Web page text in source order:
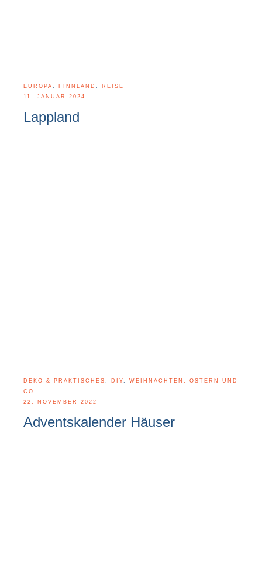
EUROPA , FINNLAND , REISE
11. JANUAR 2024
Lappland
DEKO & PRAKTISCHES , DIY, WEIHNACHTEN, OSTERN UND
CO.
22. NOVEMBER 2022
Adventskalender Häuser